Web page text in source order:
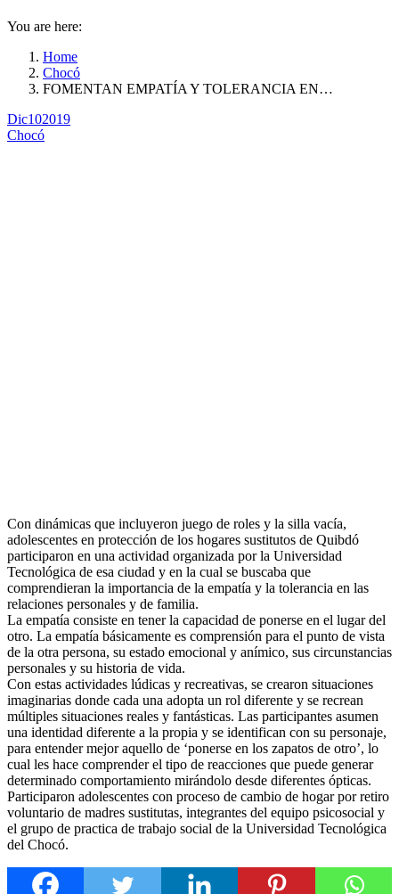
You are here:
Home
Chocó
FOMENTAN EMPATÍA Y TOLERANCIA EN…
Dic102019
Chocó
Con dinámicas que incluyeron juego de roles y la silla vacía,
adolescentes en protección de los hogares sustitutos de Quibdó
participaron en una actividad organizada por la Universidad
Tecnológica de esa ciudad y en la cual se buscaba que
comprendieran la importancia de la empatía y la tolerancia en las
relaciones personales y de familia.
La empatía consiste en tener la capacidad de ponerse en el lugar del
otro. La empatía básicamente es comprensión para el punto de vista
de la otra persona, su estado emocional y anímico, sus circunstancias
personales y su historia de vida.
Con estas actividades lúdicas y recreativas, se crearon situaciones
imaginarias donde cada una adopta un rol diferente y se recrean
múltiples situaciones reales y fantásticas. Las participantes asumen
una identidad diferente a la propia y se identifican con su personaje,
para entender mejor aquello de ‘ponerse en los zapatos de otro’, lo
cual les hace comprender el tipo de reacciones que puede generar
determinado comportamiento mirándolo desde diferentes ópticas.
Participaron adolescentes con proceso de cambio de hogar por retiro
voluntario de madres sustitutas, integrantes del equipo psicosocial y
el grupo de practica de trabajo social de la Universidad Tecnológica
del Chocó.